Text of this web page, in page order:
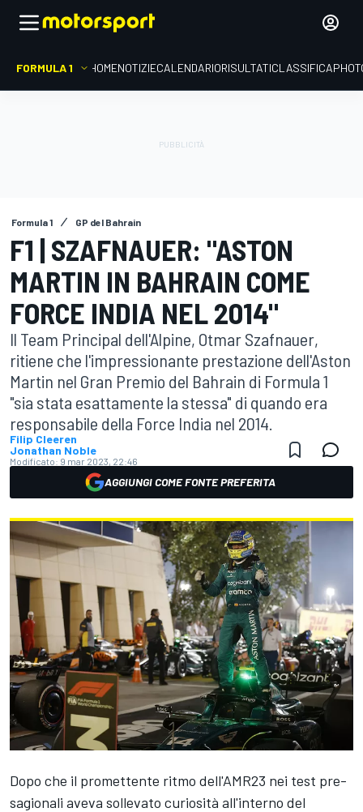
FORMULA 1 HOMENOTIZIECALENDARIORISULTATICLASSIFICA
Formula 1 GP del Bahrain
F1 | SZAFNAUER: "ASTON
MARTIN IN BAHRAIN COME
FORCE INDIA NEL 2014"
Il Team Principal dell'Alpine, Otmar Szafnauer,
ritiene che l'impressionante prestazione dell'Aston
Martin nel Gran Premio del Bahrain di Formula 1
"sia stata esattamente la stessa" di quando era
responsabile della Force India nel 2014.
Filip Cleeren
Jonathan Noble
Modificato: 9 mar 2023, 22:46
AGGIUNGI COME FONTE PREFERITA
Dopo che il promettente ritmo dell'AMR23 nei test pre-
sagionali aveva sollevato curiosità all'interno del